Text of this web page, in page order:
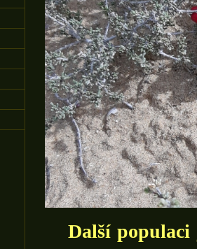
Další populaci